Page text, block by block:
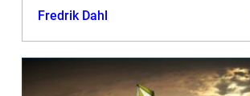
Fredrik Dahl